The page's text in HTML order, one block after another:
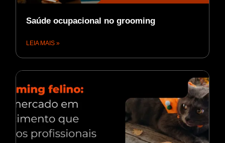
Saúde ocupacional no grooming
LEIA MAIS »